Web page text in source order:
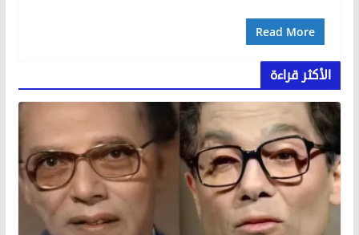
Read More
الأكثر قراءة